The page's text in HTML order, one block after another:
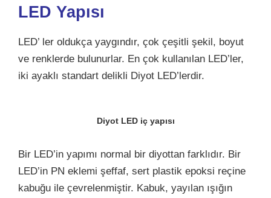
LED Yapısı
LED’ ler oldukça yaygındır, çok çeşitli şekil, boyut
ve renklerde bulunurlar. En çok kullanılan LED’ler,
iki ayaklı standart delikli Diyot LED’lerdir.
Diyot LED iç yapısı
Bir LED’in yapımı normal bir diyottan farklıdır. Bir
LED’in PN eklemi şeffaf, sert plastik epoksi reçine
kabuğu ile çevrelenmiştir. Kabuk, yayılan ışığın